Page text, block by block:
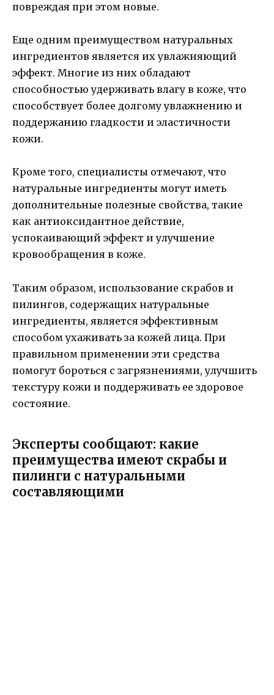
повреждая при этом новые.
Еще одним преимуществом натуральных
ингредиентов является их увлажняющий
эффект. Многие из них обладают
способностью удерживать влагу в коже, что
способствует более долгому увлажнению и
поддержанию гладкости и эластичности
кожи.
Кроме того, специалисты отмечают, что
натуральные ингредиенты могут иметь
дополнительные полезные свойства, такие
как антиоксидантное действие,
успокаивающий эффект и улучшение
кровообращения в коже.
Таким образом, использование скрабов и
пилингов, содержащих натуральные
ингредиенты, является эффективным
способом ухаживать за кожей лица. При
правильном применении эти средства
помогут бороться с загрязнениями, улучшить
текстуру кожи и поддерживать ее здоровое
состояние.
Эксперты сообщают: какие
преимущества имеют скрабы и
пилинги с натуральными
составляющими